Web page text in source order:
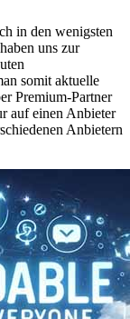
in den wenigsten
uns zur
somit aktuelle
Premium-Partner
auf einen Anbieter
Anbietern